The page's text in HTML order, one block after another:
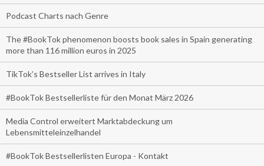
Podcast Charts nach Genre
The #BookTok phenomenon boosts book sales in Spain generating
more than 116 million euros in 2025
TikTok’s Bestseller List arrives in Italy
#BookTok Bestsellerliste für den Monat März 2026
Media Control erweitert Marktabdeckung um
Lebensmitteleinzelhandel
#BookTok Bestsellerlisten Europa - Kontakt